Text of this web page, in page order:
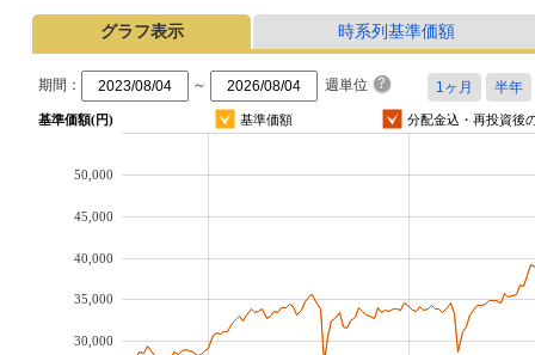
グラフ表示 時系列基準価額
期間： ～ 週単位
基準価額(円) 基準価額 分配金込・再投資後
30,000
35,000
40,000
45,000
50,000